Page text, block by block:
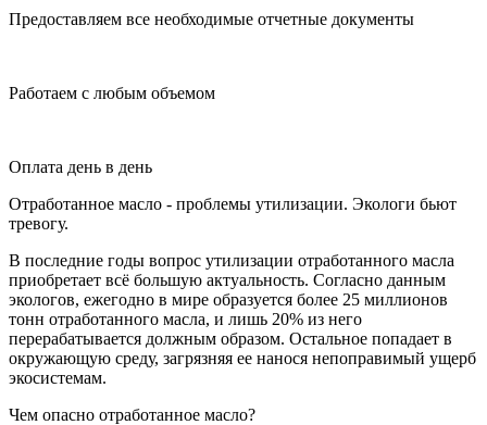
Предоставляем все необходимые отчетные документы
Работаем с любым объемом
Оплата день в день
Отработанное масло - проблемы утилизации. Экологи бьют
тревогу.
В последние годы вопрос утилизации отработанного масла
приобретает всё большую актуальность. Согласно данным
экологов, ежегодно в мире образуется более 25 миллионов
тонн отработанного масла, и лишь 20% из него
перерабатывается должным образом. Остальное попадает в
окружающую среду, загрязняя ее нанося непоправимый ущерб
экосистемам.
Чем опасно отработанное масло?